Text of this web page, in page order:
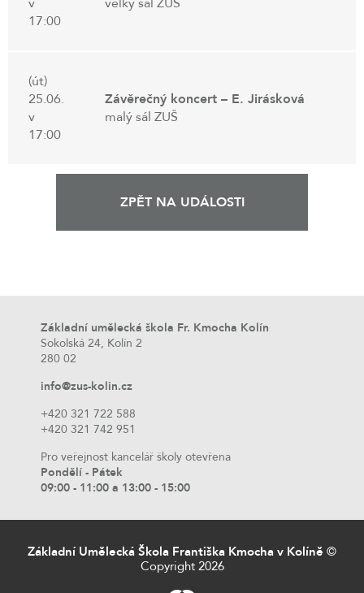
17:00
(út)
25.06.
v
17:00
Závěrečný koncert – E. Jirásková
malý sál ZUŠ
ZPĚT NA UDÁLOSTI
Základní umělecká škola Fr. Kmocha Kolín
Sokolská 24, Kolín 2
280 02
info@zus-kolin.cz
+420 321 722 588
+420 321 742 951
Pro veřejnost kancelář školy otevřena
Pondělí - Pátek
09:00 - 11:00 a 13:00 - 15:00
Základní Umělecká Škola Františka Kmocha v Kolíně ©
Copyright 2026